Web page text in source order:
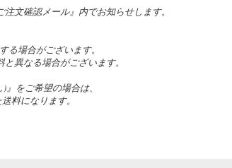
文確認メール』内でお知らせします。
る場合がございます。
異なる場合がございます。
をご希望の場合は、
料になります。